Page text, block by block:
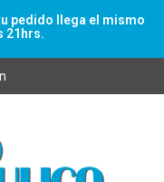
pedido llega el mismo
21hrs.